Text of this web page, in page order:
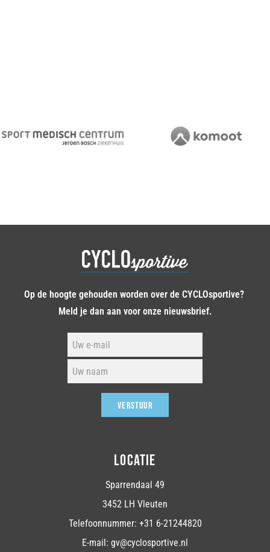
Op de hoogte gehouden worden over de CYCLOsportive?
Meld je dan aan voor onze nieuwsbrief.
VERSTUUR
LOCATIE
Sparrendaal 49
3452 LH Vleuten
Telefoonnummer: +31 6-21244820
E-mail: gv@cyclosportive.nl